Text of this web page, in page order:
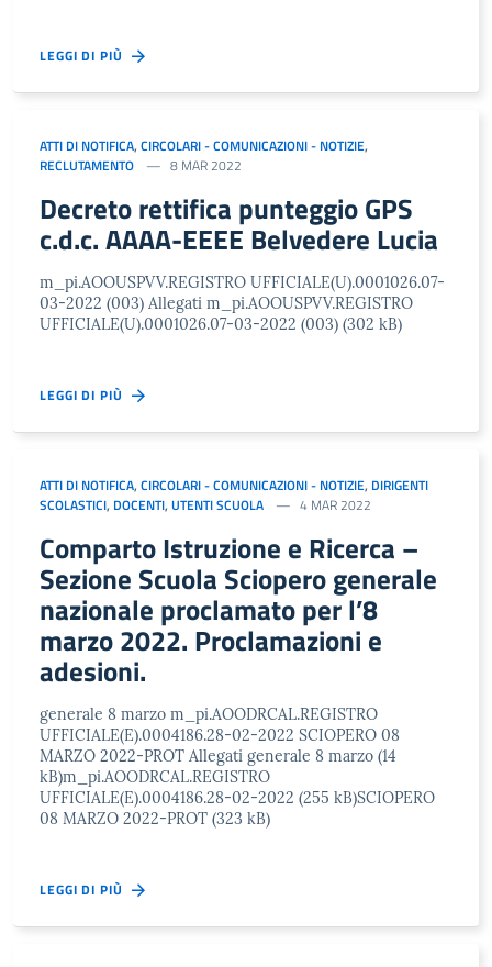
LEGGI DI PIÙ
ATTI DI NOTIFICA, CIRCOLARI - COMUNICAZIONI - NOTIZIE,
RECLUTAMENTO
8 MAR 2022
Decreto rettifica punteggio GPS
c.d.c. AAAA-EEEE Belvedere Lucia
m_pi.AOOUSPVV.REGISTRO UFFICIALE(U).0001026.07-
03-2022 (003) Allegati m_pi.AOOUSPVV.REGISTRO
UFFICIALE(U).0001026.07-03-2022 (003) (302 kB)
LEGGI DI PIÙ
ATTI DI NOTIFICA, CIRCOLARI - COMUNICAZIONI - NOTIZIE, DIRIGENTI
SCOLASTICI, DOCENTI, UTENTI SCUOLA 4 MAR 2022
Comparto Istruzione e Ricerca –
Sezione Scuola Sciopero generale
nazionale proclamato per l’8
marzo 2022. Proclamazioni e
adesioni.
generale 8 marzo m_pi.AOODRCAL.REGISTRO
UFFICIALE(E).0004186.28-02-2022 SCIOPERO 08
MARZO 2022-PROT Allegati generale 8 marzo (14
kB)m_pi.AOODRCAL.REGISTRO
UFFICIALE(E).0004186.28-02-2022 (255 kB)SCIOPERO
08 MARZO 2022-PROT (323 kB)
LEGGI DI PIÙ